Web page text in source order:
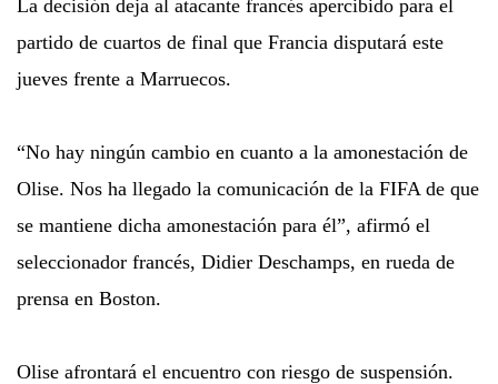
La decisión deja al atacante francés apercibido para el
partido de cuartos de final que Francia disputará este
jueves frente a Marruecos.
“No hay ningún cambio en cuanto a la amonestación de
Olise. Nos ha llegado la comunicación de la FIFA de que
se mantiene dicha amonestación para él”, afirmó el
seleccionador francés, Didier Deschamps, en rueda de
prensa en Boston.
Olise afrontará el encuentro con riesgo de suspensión.